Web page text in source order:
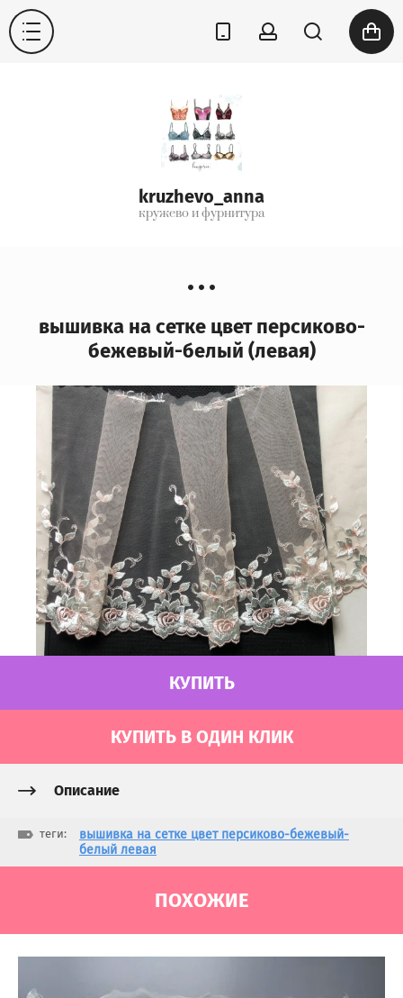
kruzhevo_anna
кружево и фурнитура
вышивка на сетке цвет персиково-
бежевый-белый (левая)
КУПИТЬ
КУПИТЬ В ОДИН КЛИК
Описание
теги:
вышивка на сетке цвет персиково-бежевый-
белый левая
ПОХОЖИЕ